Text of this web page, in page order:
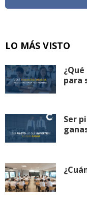
LO MÁS VISTO
para
Ser